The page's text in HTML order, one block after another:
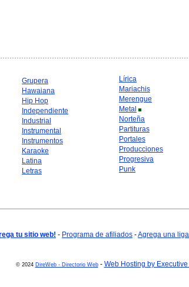
Grupera
Hawaiana
Hip Hop
Independiente
Industrial
Instrumental
Instrumentos
Karaoke
Latina
Letras
Lírica
Mariachis
Merengue
Metal
Norteña
Partituras
Portales
Producciones
Progresiva
Punk
tu sitio web! - Programa de afiliados -Agrega una
© 2024 DireWeb - Directorio Web- Web Hosting by